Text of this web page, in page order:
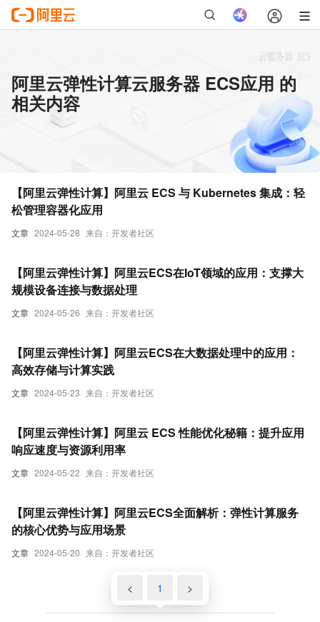
阿里云弹性计算云服务器 ECS应用 的
相关内容
文章 2024-05-28 来自：开发者社区
【阿里云弹性计算】阿里云 ECS 与 Kubernetes 集成：轻
松管理容器化应用
文章 2024-05-26 来自：开发者社区
【阿里云弹性计算】阿里云ECS在IoT领域的应用：支撑大
规模设备连接与数据处理
文章 2024-05-23 来自：开发者社区
【阿里云弹性计算】阿里云ECS在大数据处理中的应用：
高效存储与计算实践
文章 2024-05-22 来自：开发者社区
【阿里云弹性计算】阿里云 ECS 性能优化秘籍：提升应用
响应速度与资源利用率
文章 2024-05-20 来自：开发者社区
【阿里云弹性计算】阿里云ECS全面解析：弹性计算服务
的核心优势与应用场景
< 1 >